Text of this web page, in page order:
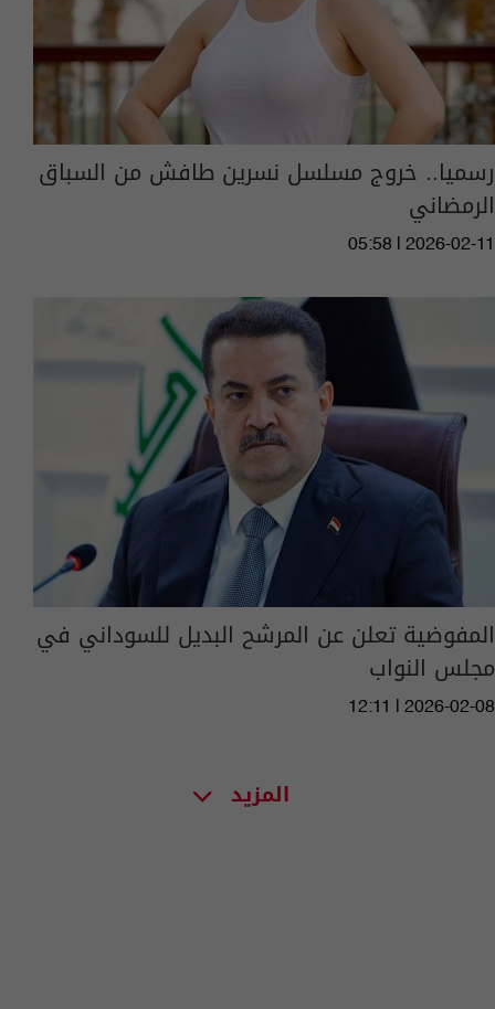
رسميا.. خروج مسلسل نسرين طافش من السباق
الرمضاني
05:58 | 2026-02-11
المفوضية تعلن عن المرشح البديل للسوداني في
مجلس النواب
12:11 | 2026-02-08
المزيد